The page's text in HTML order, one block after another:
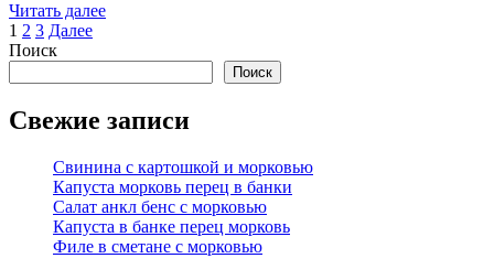
Читать далее
Пагинация
записей
1 2 3 Далее
Поиск
Поиск
Свежие записи
Свинина с картошкой и морковью
Капуста морковь перец в банки
Салат анкл бенс с морковью
Капуста в банке перец морковь
Филе в сметане с морковью